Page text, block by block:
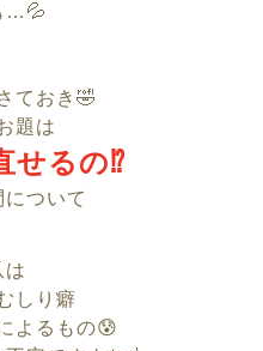
…💦
ておき🤣
題は
せるの⁉︎
について
は
しり癖
よるもの😰